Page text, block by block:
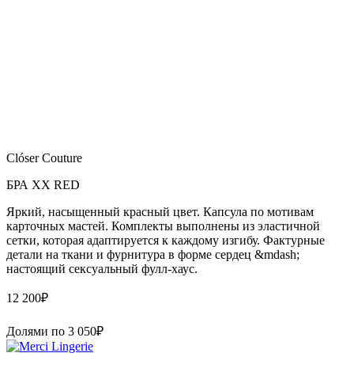
Clóser Couture
БРА XX RED
Яркий, насыщенный красный цвет. Капсула по мотивам
карточных мастей. Комплекты выполнены из эластичной
сетки, которая адаптируется к каждому изгибу. Фактурные
детали на ткани и фурнитура в форме сердец &mdash;
настоящий сексуальный фулл-хаус.
12 200₽
Долями по 3 050₽